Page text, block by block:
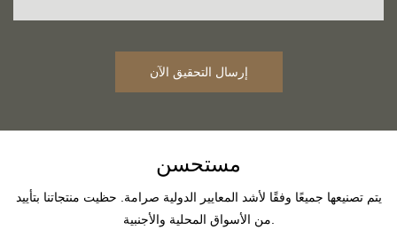
إرسال التحقيق الآن
مستحسن
يتم تصنيعها جميعًا وفقًا لأشد المعايير الدولية صرامة. حظيت منتجاتنا بتأييد